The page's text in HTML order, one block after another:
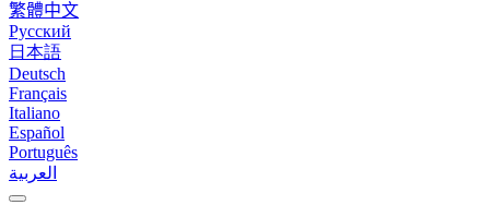
繁體中文
Русский
日本語
Deutsch
Français
Italiano
Español
Português
العربية